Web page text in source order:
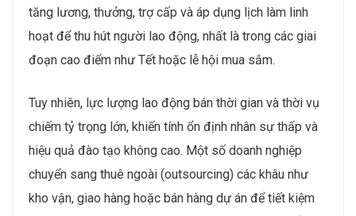
tăng lương, thưởng, trợ cấp và áp dụng lịch làm linh
hoạt để thu hút người lao động, nhất là trong các giai
đoạn cao điểm như Tết hoặc lễ hội mua sắm.
Tuy nhiên, lực lượng lao động bán thời gian và thời vụ
chiếm tỷ trọng lớn, khiến tính ổn định nhân sự thấp và
hiệu quả đào tạo không cao. Một số doanh nghiệp
chuyển sang thuê ngoài (outsourcing) các khâu như
kho vận, giao hàng hoặc bán hàng dự án để tiết kiệm